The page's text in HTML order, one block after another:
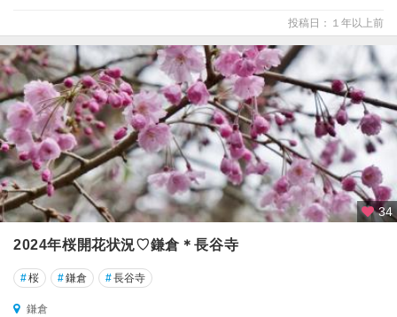
投稿日：１年以上前
34
2024年桜開花状況♡鎌倉＊長谷寺
#桜 #鎌倉 #長谷寺
鎌倉